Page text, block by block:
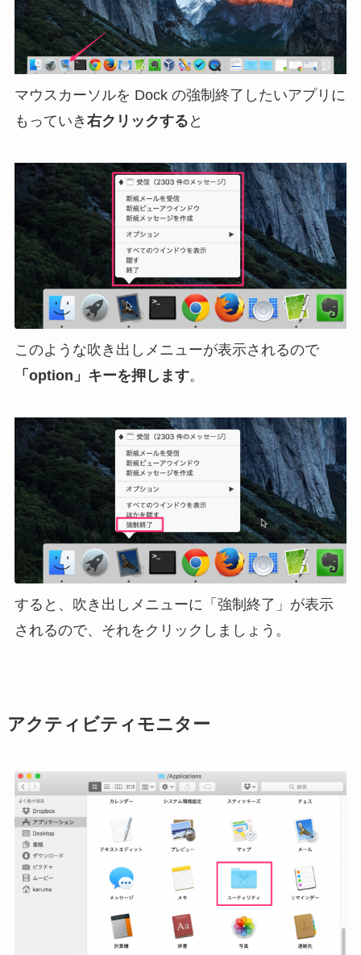
マウスカーソルを Dock の強制終了したいアプリに
もっていき 右クリックする と
このような吹き出しメニューが表示されるので
「option」キーを押します。
すると、吹き出しメニューに「強制終了」が表示
されるので、それをクリックしましょう。
アクティビティモニター